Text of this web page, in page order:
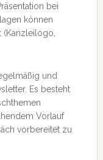
bei
können
und
Es besteht
Vorlauf
vorbereitet zu